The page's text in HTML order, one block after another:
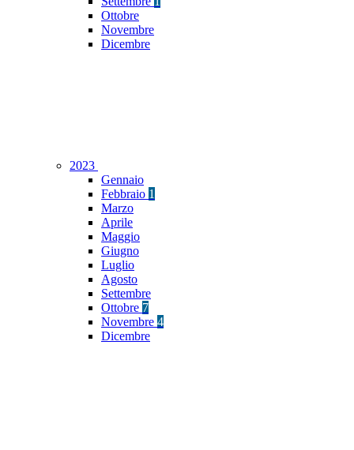
Ottobre
Novembre
Dicembre
2023
Gennaio
Febbraio 1
Marzo
Aprile
Maggio
Giugno
Luglio
Agosto
Settembre
Ottobre 7
Novembre 4
Dicembre